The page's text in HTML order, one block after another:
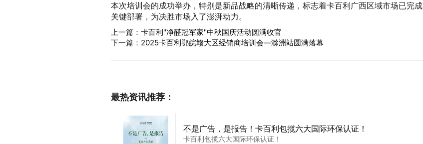
本次培训会的成功举办，特别是新品战略的清晰传递，标志着卡百利广西区域市场已完成
关键部署，为决胜市场入了澎湃动力。
上一篇： 卡百利"净醛冠军家"中秋国庆活动圆满收官
下一篇： 2025卡百利鄂皖赣大区经销商培训会—滁洲站圆满落幕
最热资讯推荐：
不是广告，是报告！卡百利包揽六大国际环保认证！
卡百利包揽六大国际环保认证！